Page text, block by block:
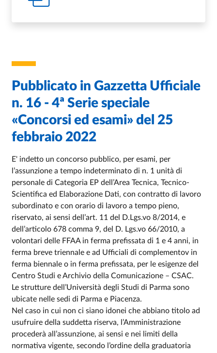
Pubblicato in Gazzetta Ufficiale
n. 16 - 4ª Serie speciale
«Concorsi ed esami» del 25
febbraio 2022
E' indetto un concorso pubblico, per esami, per
l’assunzione a tempo indeterminato di n. 1 unità di
personale di Categoria EP dell’Area Tecnica, Tecnico-
Scientifica ed Elaborazione Dati, con contratto di lavoro
subordinato e con orario di lavoro a tempo pieno,
riservato, ai sensi dell’art. 11 del D.Lgs.vo 8/2014, e
dell’articolo 678 comma 9, del D. Lgs.vo 66/2010, a
volontari delle FFAA in ferma prefissata di 1 e 4 anni, in
ferma breve triennale e ad Ufficiali di complementov in
ferma biennale o in ferma prefissata, per le esigenze del
Centro Studi e Archivio della Comunicazione – CSAC.
Le strutture dell’Università degli Studi di Parma sono
ubicate nelle sedi di Parma e Piacenza.
Nel caso in cui non ci siano idonei che abbiano titolo ad
usufruire della suddetta riserva, l’Amministrazione
procederà all’assunzione, ai sensi e nei limiti della
normativa vigente, secondo l’ordine della graduatoria